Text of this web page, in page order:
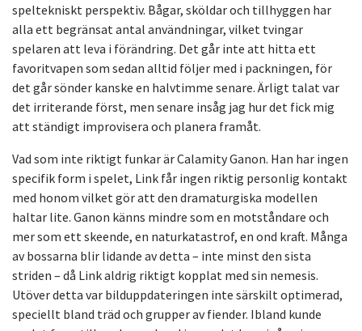
speltekniskt perspektiv. Bågar, sköldar och tillhyggen har
alla ett begränsat antal användningar, vilket tvingar
spelaren att leva i förändring. Det går inte att hitta ett
favoritvapen som sedan alltid följer med i packningen, för
det går sönder kanske en halvtimme senare. Ärligt talat var
det irriterande först, men senare insåg jag hur det fick mig
att ständigt improvisera och planera framåt.
Vad som inte riktigt funkar är Calamity Ganon. Han har ingen
specifik form i spelet, Link får ingen riktig personlig kontakt
med honom vilket gör att den dramaturgiska modellen
haltar lite. Ganon känns mindre som en motståndare och
mer som ett skeende, en naturkatastrof, en ond kraft. Många
av bossarna blir lidande av detta – inte minst den sista
striden – då Link aldrig riktigt kopplat med sin nemesis.
Utöver detta var bilduppdateringen inte särskilt optimerad,
speciellt bland träd och grupper av fiender. Ibland kunde